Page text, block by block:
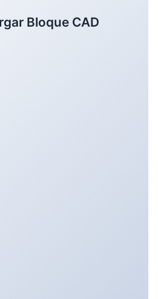
Bloque CAD